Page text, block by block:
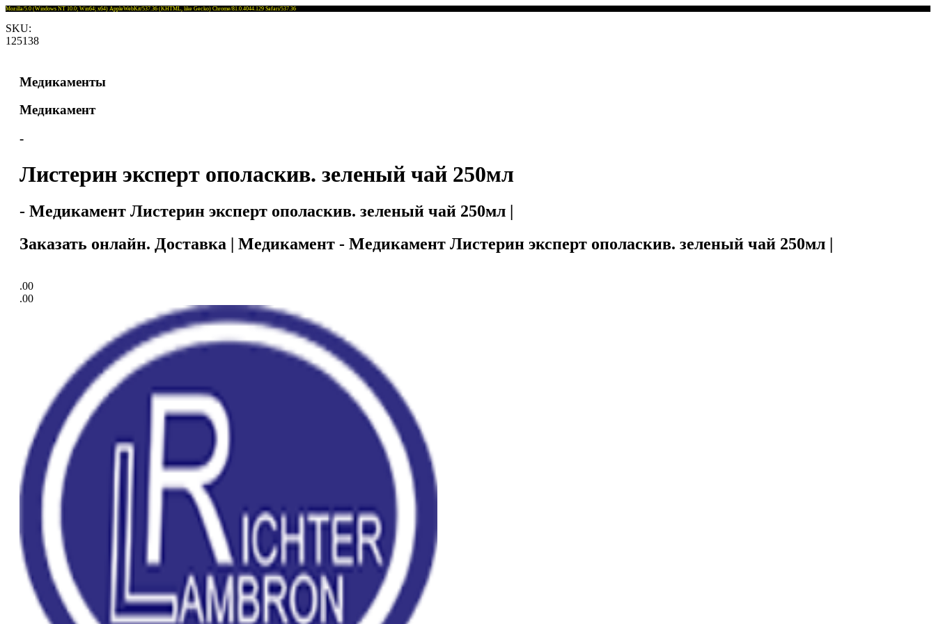
Mozilla/5.0 (Windows NT 10.0; Win64; x64) AppleWebKit/537.36 (KHTML, like Gecko) Chrome/81.0.4044.129 Safari/537.36
SKU:
125138
Медикаменты
Медикамент
-
Листерин эксперт ополаскив. зеленый чай 250мл
- Медикамент Листерин эксперт ополаскив. зеленый чай 250мл |
Заказать онлайн. Доставка | Медикамент - Медикамент Листерин эксперт ополаскив. зеленый чай 250мл |
.00
.00